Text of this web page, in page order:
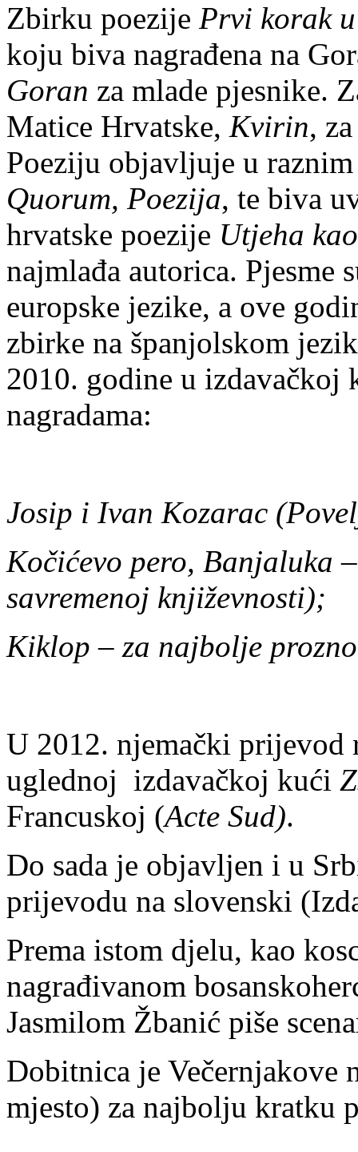
Zbirku poezije Prvi korak
koju biva nagrađena na
Goran za mlade pjesnike.
Matice Hrvatske, Kvirin,
Poeziju objavljuje u
Quorum, Poezija, te biva
hrvatske poezije Utjeha
najmlađa autorica. Pjesme
europske jezike, a ove
zbirke na španjolskom
2010. godine u izdavačkoj
nagradama:
Josip i Ivan Kozarac
Kočićevo pero, Banjaluka
savremenoj književnosti);
Kiklop – za najbolje
U 2012. njemački prijevod
uglednoj izdavačkoj kući
Francuskoj (Acte Sud).
Do sada je objavljen i u
prijevodu na slovenski
Prema istom djelu, kao
nagrađivanom
Jasmilom Žbanić piše
Dobitnica je Večernjakove
mjesto) za najbolju kratku